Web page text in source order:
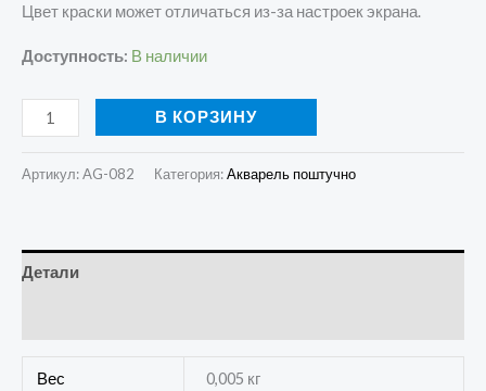
Цвет краски может отличаться из-за настроек экрана.
Доступность: В наличии
В КОРЗИНУ
Артикул:AG-082 Категория:Акварель поштучно
Детали
Вес 0,005 кг